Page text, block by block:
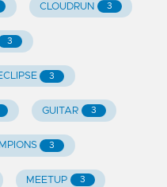
CLOUDRUN 3
3
3
GUITAR 3
3
MEETUP 3